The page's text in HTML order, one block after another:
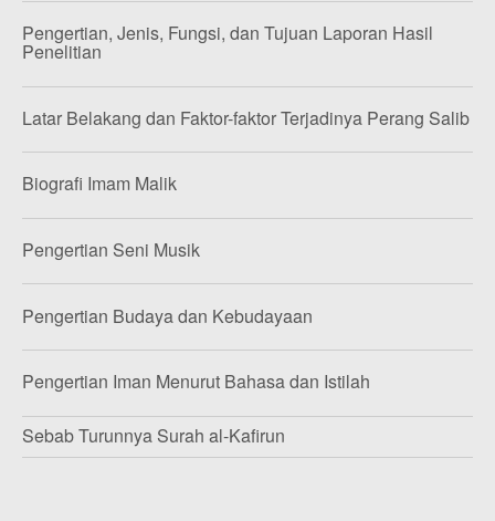
Pengertian, Jenis, Fungsi, dan Tujuan Laporan Hasil
Penelitian
Latar Belakang dan Faktor-faktor Terjadinya Perang Salib
Biografi Imam Malik
Pengertian Seni Musik
Pengertian Budaya dan Kebudayaan
Pengertian Iman Menurut Bahasa dan Istilah
Sebab Turunnya Surah al-Kafirun